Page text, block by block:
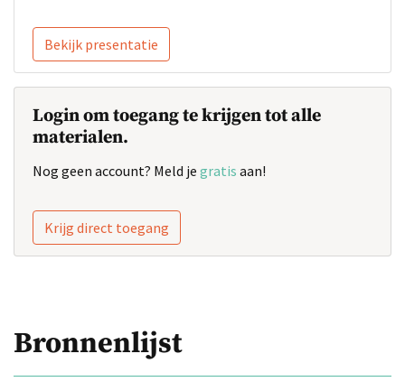
Bekijk presentatie
Login om toegang te krijgen tot alle
materialen.
Nog geen account? Meld je gratis aan!
Krijg direct toegang
Bronnenlijst